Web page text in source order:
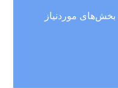
بخش‌های موردنیاز